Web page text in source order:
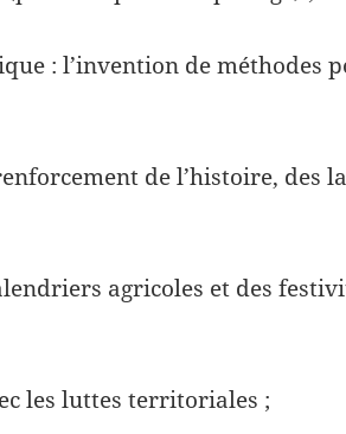
: l’invention de méthodes
de l’histoire, des
agricoles et des
les luttes territoriales ;